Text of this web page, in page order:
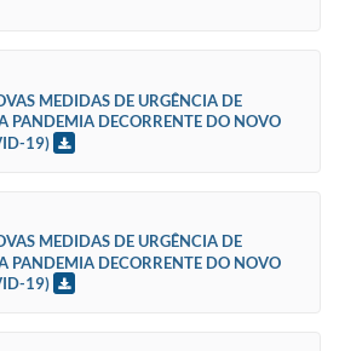
MEDIDAS DE URGÊNCIA DE
PANDEMIA DECORRENTE DO NOVO
19)
MEDIDAS DE URGÊNCIA DE
PANDEMIA DECORRENTE DO NOVO
19)